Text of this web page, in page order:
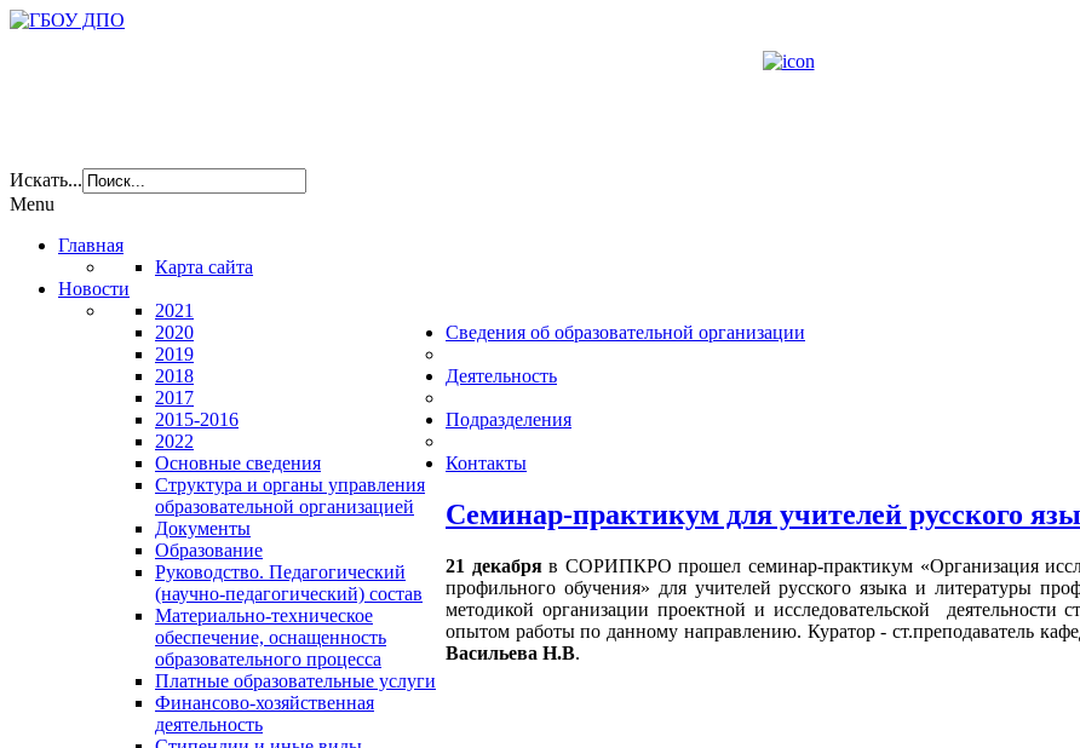
Искать...
Menu
Главная
Карта сайта
Новости
2021
2020
2019
2018
2017
2015-2016
2022
Сведения об образовательной организации
Основные сведения
Структура и органы управления
образовательной организацией
Документы
Образование
Руководство. Педагогический
(научно-педагогический) состав
Материально-техническое
обеспечение, оснащенность
образовательного процесса
Платные образовательные услуги
Финансово-хозяйственная
деятельность
Деятельность
Подразделения
Контакты
Семинар-практикум для учителей русского
21 декабряв СОРИПКРО прошел семинар-практикум «Организация
профильного обучения» для учителей русского языка и литературы
методикой организации проектной и исследовательской деятельности
опытом работы по данному направлению. Куратор - ст.преподаватель
Васильева Н.В.